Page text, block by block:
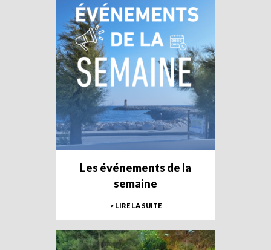
Les événements de la
semaine
> LIRE LA SUITE